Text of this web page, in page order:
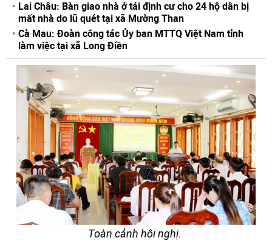
Lai Châu: Bàn giao nhà ở tái định cư cho 24 hộ dân bị
mất nhà do lũ quét tại xã Mường Than
Cà Mau: Đoàn công tác Ủy ban MTTQ Việt Nam tỉnh
làm việc tại xã Long Điền
Toàn cảnh hội nghị.